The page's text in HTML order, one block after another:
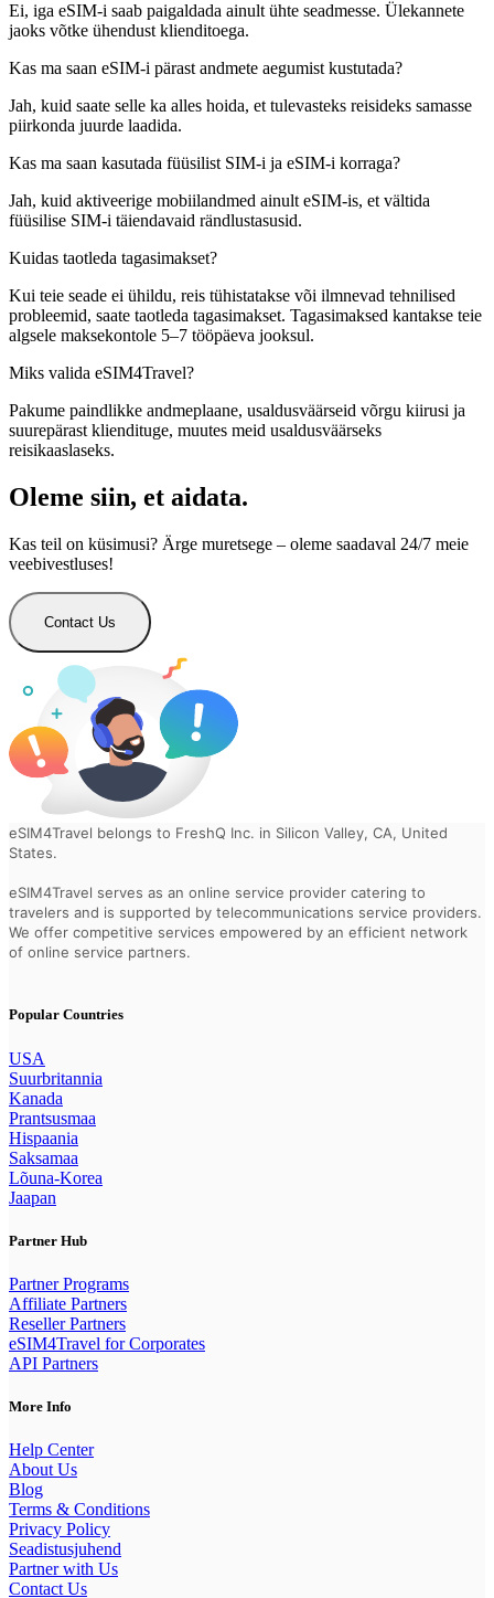
Ei, iga eSIM-i saab paigaldada ainult ühte seadmesse. Ülekannete
jaoks võtke ühendust klienditoega.
Kas ma saan eSIM-i pärast andmete aegumist kustutada?
Jah, kuid saate selle ka alles hoida, et tulevasteks reisideks samasse
piirkonda juurde laadida.
Kas ma saan kasutada füüsilist SIM-i ja eSIM-i korraga?
Jah, kuid aktiveerige mobiilandmed ainult eSIM-is, et vältida
füüsilise SIM-i täiendavaid rändlustasusid.
Kuidas taotleda tagasimakset?
Kui teie seade ei ühildu, reis tühistatakse või ilmnevad tehnilised
probleemid, saate taotleda tagasimakset. Tagasimaksed kantakse teie
algsele maksekontole 5–7 tööpäeva jooksul.
Miks valida eSIM4Travel?
Pakume paindlikke andmeplaane, usaldusväärseid võrgu kiirusi ja
suurepärast kliendituge, muutes meid usaldusväärseks
reisikaaslaseks.
Oleme siin, et aidata.
Kas teil on küsimusi? Ärge muretsege – oleme saadaval 24/7 meie
veebivestluses!
Contact Us
eSIM4Travel belongs to FreshQ Inc. in Silicon Valley, CA, United
States.
eSIM4Travel serves as an online service provider catering to
travelers and is supported by telecommunications service providers.
We offer competitive services empowered by an efficient network
of online service partners.
Popular Countries
USA
Suurbritannia
Kanada
Prantsusmaa
Hispaania
Saksamaa
Lõuna-Korea
Jaapan
Partner Hub
Partner Programs
Affiliate Partners
Reseller Partners
eSIM4Travel for Corporates
API Partners
More Info
Help Center
About Us
Blog
Terms & Conditions
Privacy Policy
Seadistusjuhend
Partner with Us
Contact Us